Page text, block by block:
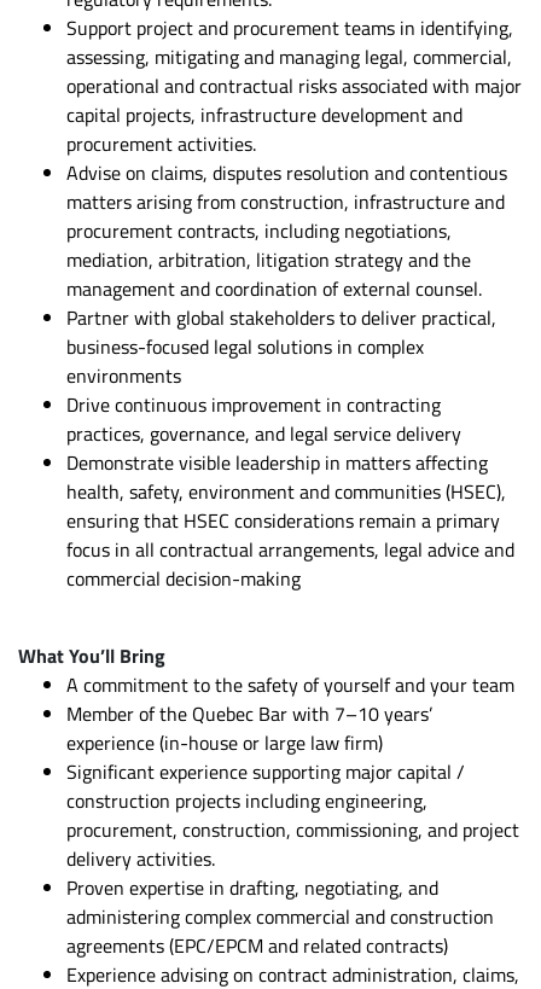
Support project and procurement teams in identifying,
assessing, mitigating and managing legal, commercial,
operational and contractual risks associated with major
capital projects, infrastructure development and
procurement activities.
Advise on claims, disputes resolution and contentious
matters arising from construction, infrastructure and
procurement contracts, including negotiations,
mediation, arbitration, litigation strategy and the
management and coordination of external counsel.
Partner with global stakeholders to deliver practical,
business-focused legal solutions in complex
environments
Drive continuous improvement in contracting
practices, governance, and legal service delivery
Demonstrate visible leadership in matters affecting
health, safety, environment and communities (HSEC),
ensuring that HSEC considerations remain a primary
focus in all contractual arrangements, legal advice and
commercial decision-making
What You’ll Bring
A commitment to the safety of yourself and your team
Member of the Quebec Bar with 7–10 years’
experience (in-house or large law firm)
Significant experience supporting major capital /
construction projects including engineering,
procurement, construction, commissioning, and project
delivery activities.
Proven expertise in drafting, negotiating, and
administering complex commercial and construction
agreements (EPC/EPCM and related contracts)
Experience advising on contract administration, claims,